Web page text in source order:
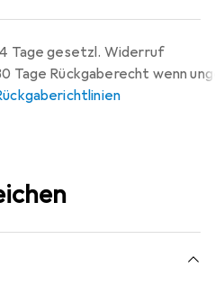
Tage gesetzl. Widerruf
Tage Rückgaberecht wenn